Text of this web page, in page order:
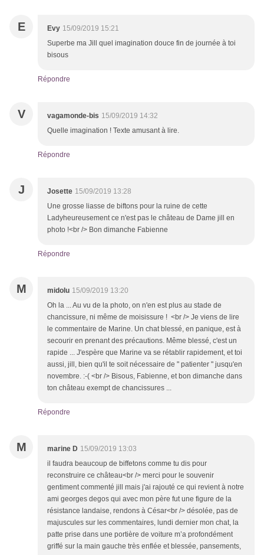
E Evy 15/09/2019 15:21
Superbe ma Jill quel imagination douce fin de journée à toi
bisous
Répondre
V vagamonde-bis 15/09/2019 14:32
Quelle imagination ! Texte amusant à lire.
Répondre
J Josette 15/09/2019 13:28
Une grosse liasse de biftons pour la ruine de cette
Ladyheureusement ce n'est pas le château de Dame jill en
photo !<br /> Bon dimanche Fabienne
Répondre
M midolu 15/09/2019 13:20
Oh la ... Au vu de la photo, on n'en est plus au stade de
chancissure, ni même de moisissure ! <br /> Je viens de lire
le commentaire de Marine. Un chat blessé, en panique, est à
secourir en prenant des précautions. Même blessé, c'est un
rapide ... J'espère que Marine va se rétablir rapidement, et toi
aussi, jill, bien qu'il te soit nécessaire de " patienter " jusqu'en
novembre. :-( <br /> Bisous, Fabienne, et bon dimanche dans
ton château exempt de chancissures ...
Répondre
M marine D 15/09/2019 13:03
il faudra beaucoup de biffetons comme tu dis pour
reconstruire ce château<br /> merci pour le souvenir
gentiment commenté jill mais j'ai rajouté ce qui revient à notre
ami georges degos qui avec mon père fut une figure de la
résistance landaise, rendons à César<br /> désolée, pas de
majuscules sur les commentaires, lundi dernier mon chat, la
patte prise dans une portière de voiture m’a profondément
griffé sur la main gauche très enflée et blessée, pansements,